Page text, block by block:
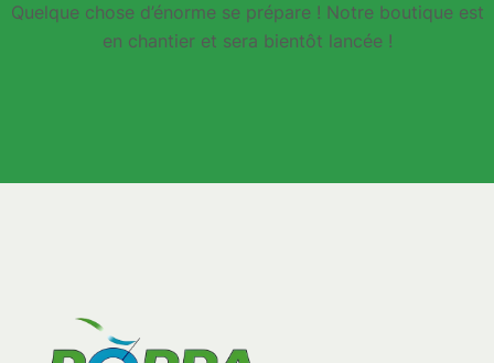
Quelque chose d’énorme se prépare ! Notre boutique est
en chantier et sera bientôt lancée !